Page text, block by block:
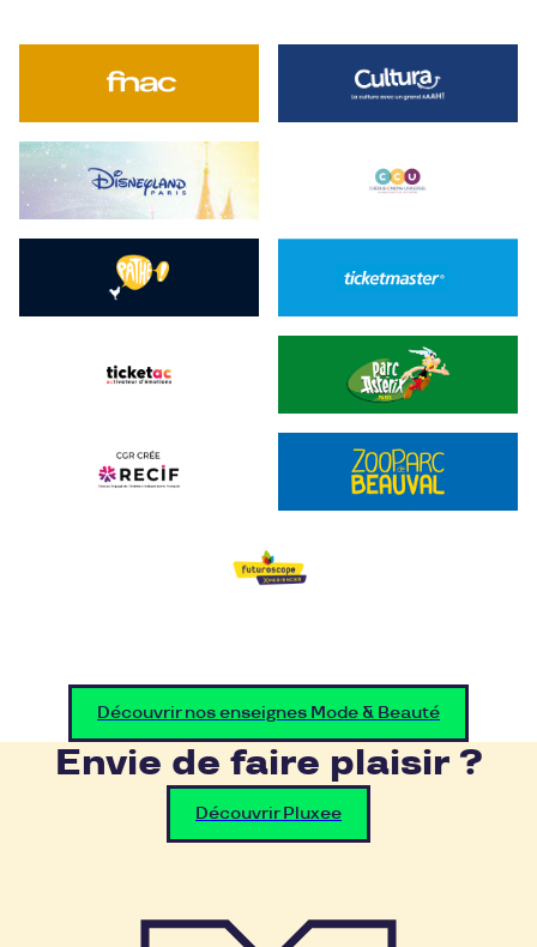
Découvrir nos enseignes Mode & Beauté
Envie de faire plaisir ?
Découvrir Pluxee